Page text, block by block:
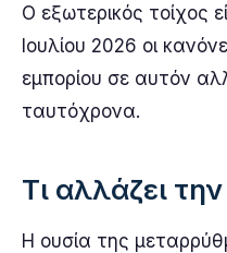
Ο εξωτερικός τοίχος
Ιουλίου 2026 οι
εμπορίου σε αυτόν
ταυτόχρονα.
Τι αλλάζει
Η ουσία της